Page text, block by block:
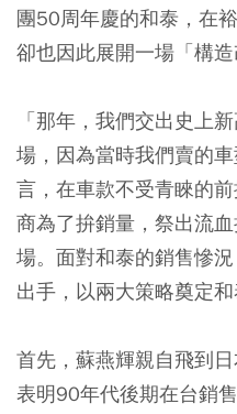
團50周年慶的和泰，在
卻也因此展開一場「構造
「那年，我們交出史上
場，因為當時我們賣的
言，在車款不受青睞的
商為了拚銷量，祭出流
場。面對和泰的銷售慘
出手，以兩大策略奠定和
首先，蘇燕輝親自飛到
表明90年代後期在台銷